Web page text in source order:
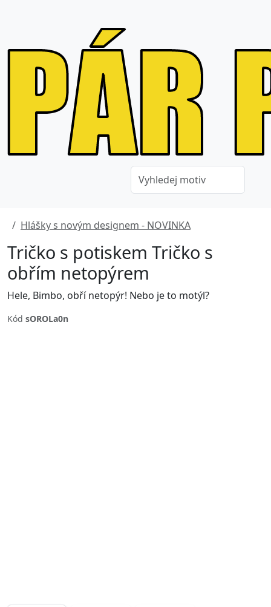
Hlášky s novým designem - NOVINKA
Tričko s potiskem Tričko s
obřím netopýrem
Hele, Bimbo, obří netopýr! Nebo je to motýl?
Kód sOROLa0n